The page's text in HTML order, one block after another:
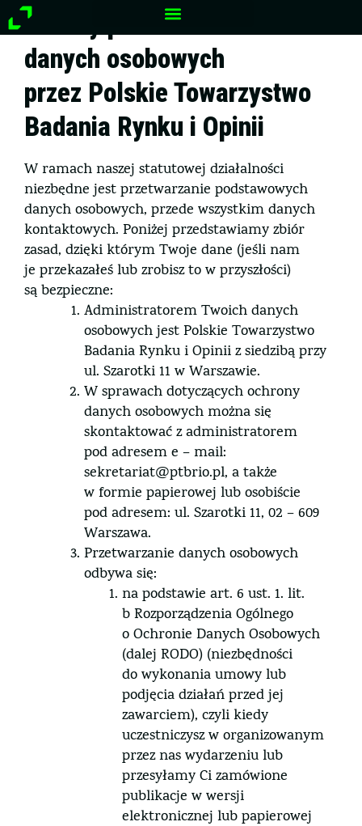
Przejdź
do
treści
Zasady przetwarzania
danych osobowych
przez Polskie Towarzystwo
Badania Rynku i Opinii
W ramach naszej statutowej działalności
niezbędne jest przetwarzanie podstawowych
danych osobowych, przede wszystkim danych
kontaktowych. Poniżej przedstawiamy zbiór
zasad, dzięki którym Twoje dane (jeśli nam
je przekazałeś lub zrobisz to w przyszłości)
są bezpieczne:
Administratorem Twoich danych
osobowych jest Polskie Towarzystwo
Badania Rynku i Opinii z siedzibą przy
ul. Szarotki 11 w Warszawie.
W sprawach dotyczących ochrony
danych osobowych można się
skontaktować z administratorem
pod adresem e – mail:
sekretariat@ptbrio.pl, a także
w formie papierowej lub osobiście
pod adresem: ul. Szarotki 11, 02 – 609
Warszawa.
Przetwarzanie danych osobowych
odbywa się:
na podstawie art. 6 ust. 1. lit.
b Rozporządzenia Ogólnego
o Ochronie Danych Osobowych
(dalej RODO) (niezbędności
do wykonania umowy lub
podjęcia działań przed jej
zawarciem), czyli kiedy
uczestniczysz w organizowanym
przez nas wydarzeniu lub
przesyłamy Ci zamówione
publikacje w wersji
elektronicznej lub papierowej